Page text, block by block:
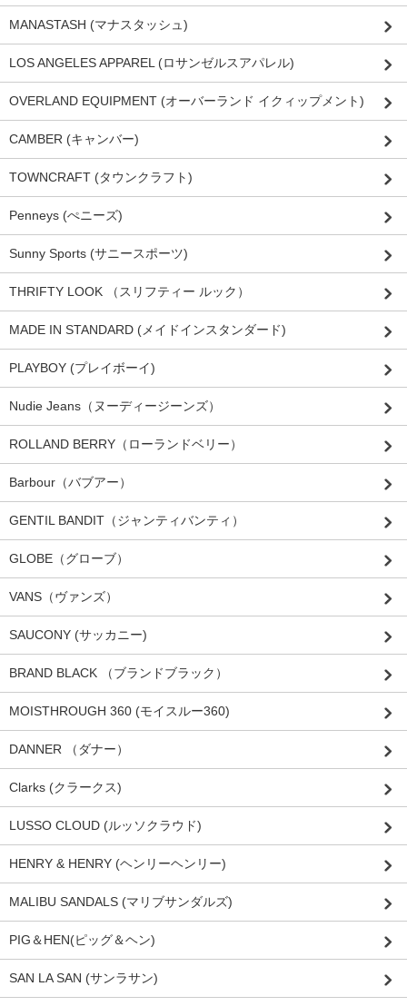
MANASTASH (マナスタッシュ)
LOS ANGELES APPAREL (ロサンゼルスアパレル)
OVERLAND EQUIPMENT (オーバーランド イクィップメント)
CAMBER (キャンバー)
TOWNCRAFT (タウンクラフト)
Penneys (ぺニーズ)
Sunny Sports (サニースポーツ)
THRIFTY LOOK （スリフティー ルック）
MADE IN STANDARD (メイドインスタンダード)
PLAYBOY (プレイボーイ)
Nudie Jeans（ヌーディージーンズ）
ROLLAND BERRY（ローランドベリー）
Barbour（バブアー）
GENTIL BANDIT（ジャンティバンティ）
GLOBE（グローブ）
VANS（ヴァンズ）
SAUCONY (サッカニー)
BRAND BLACK （ブランドブラック）
MOISTHROUGH 360 (モイスルー360)
DANNER （ダナー）
Clarks (クラークス)
LUSSO CLOUD (ルッソクラウド)
HENRY & HENRY (ヘンリーヘンリー)
MALIBU SANDALS (マリブサンダルズ)
PIG＆HEN(ピッグ＆ヘン)
SAN LA SAN (サンラサン)